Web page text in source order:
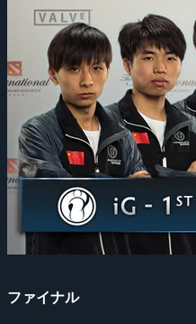
ファイナル